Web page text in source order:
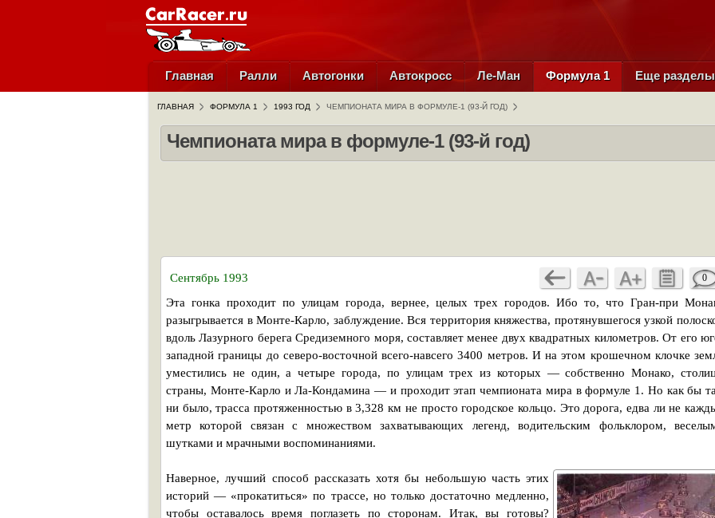
Главная Ралли Автогонки Автокросс Ле-Ман Формула 1 Еще разделы
ГЛАВНАЯ ФОРМУЛА 1 1993 ГОД ЧЕМПИОНАТА МИРА В ФОРМУЛЕ-1 (93-Й ГОД)
Чемпионата мира в формуле-1 (93-й год)
Сентябрь 1993 0
Эта гонка проходит по улицам города, вернее, целых трех городов. Ибо то, что Гран-при
разыгрывается в Монте-Карло, заблуждение. Вся территория княжества, протянувшегося узкой
вдоль Лазурного берега Средиземного моря, составляет менее двух квадратных километров. От его
западной границы до северо-восточной всего-навсего 3400 метров. И на этом крошечном клочке
уместились не один, а четыре города, по улицам трех из которых — собственно Монако,
страны, Монте-Карло и Ла-Кондамина — и проходит этап чемпионата мира в формуле 1. Но как бы
ни было, трасса протяженностью в 3,328 км не просто городское кольцо. Это дорога, едва ли не
метр которой связан с множеством захватывающих легенд, водительским фольклором,
шутками и мрачными воспоминаниями.
Наверное, лучший способ рассказать хотя бы небольшую часть этих
историй — «прокатиться» по трассе, но только достаточно медленно,
чтобы оставалось время поглазеть по сторонам. Итак, вы готовы?